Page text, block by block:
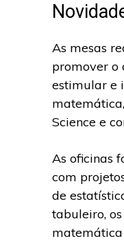
As mesas
promover o
estimular e
Science e
As oficinas
com
de
tabuleiro,
matemática